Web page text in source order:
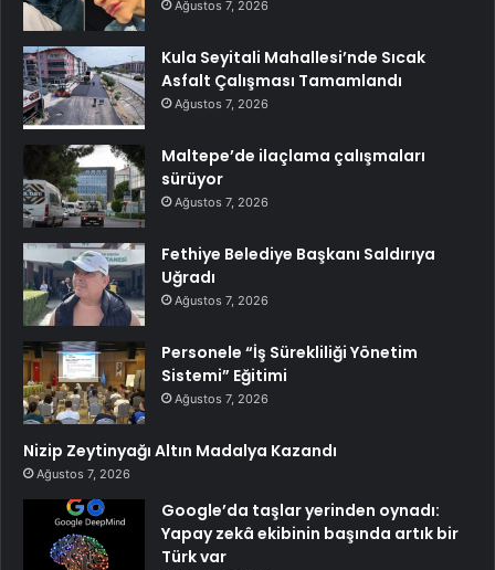
Ağustos 7, 2026
Kula Seyitali Mahallesi’nde Sıcak
Asfalt Çalışması Tamamlandı
Ağustos 7, 2026
Maltepe’de ilaçlama çalışmaları
sürüyor
Ağustos 7, 2026
Fethiye Belediye Başkanı Saldırıya
Uğradı
Ağustos 7, 2026
Personele “İş Sürekliliği Yönetim
Sistemi” Eğitimi
Ağustos 7, 2026
Nizip Zeytinyağı Altın Madalya Kazandı
Ağustos 7, 2026
Google’da taşlar yerinden oynadı:
Yapay zekâ ekibinin başında artık bir
Türk var